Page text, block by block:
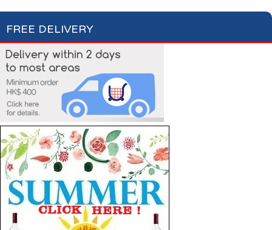
FREE DELIVERY